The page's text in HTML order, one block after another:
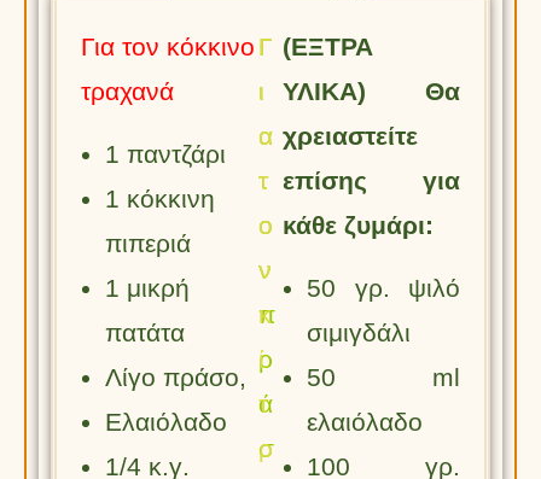
Για τον κόκκινο
τραχανά
1 παντζάρι
1 κόκκινη
πιπεριά
1 μικρή
πατάτα
Λίγο πράσο,
Ελαιόλαδο
1/4 κ.γ.
Γ
ι
α
τ
ο
ν
π
ρ
ά
σ
Γ
ι
α
τ
ο
ν
κ
ί
τ
ρ
(ΕΞΤΡΑ
ΥΛΙΚΑ) Θα
χρειαστείτε
επίσης για
κάθε ζυμάρι:
50 γρ. ψιλό
σιμιγδάλι
50 ml
ελαιόλαδο
100 γρ.